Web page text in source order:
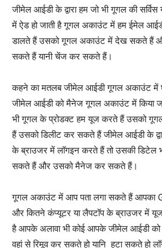
जीमेल आईडी के द्वारा हम जो भी गूगल की
में ऐड हो जाती है गूगल अकाउंट में हम ईमेल
डालते हैं उसको गूगल अकाउंट में देख सकते हैं
सकते हैं यानी चेंज कर सकते हैं।
कहने का मतलब जीमेल आईडी गूगल अकाउंट में
जीमेल आईडी को मैनेज गूगल अकाउंट में किया
भी गूगल के प्रोडक्ट हम यूज करते हैं उसको
हैं उसको डिलीट कर सकते हैं जीमेल आईडी के
के ब्राउजर में लॉगइन करते हैं तो उसकी
सकते हैं और उसको मैनेज कर सकते हैं।
गूगल अकाउंट में आप पता लगा सकते हैं आपका
और कितने कंप्यूटर या लैपटॉप के ब्राउजर में
है आपके अलावा भी कोई आपके जीमेल आईडी
वहां से रिमूव कर सकते हो यानि हटा सकते